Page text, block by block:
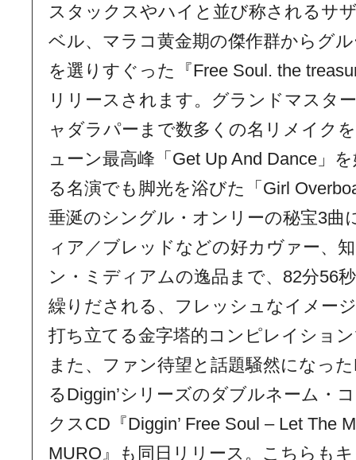
スタックスやハイと並び称されるサ
ベル、マラコ黄金期の傑作群からグ
を選りすぐった『Free Soul. the
リリースされます。グランドマスタ
ャダラパーまで数多くの名リメイク
ューン最高峰「Get Up And Dance」
る名演でも脚光を浴びた「Girl
垂涎のシングル・オンリーの秘宝3曲
ィア／ブレッドなどの好カヴァー、
ン・ミディアムの逸品まで、82分56
繰りだされる、フレッシュなイメー
打ち立てる金字塔的コンピレイショ
また、ファン待望と話題騒然になっ
るDiggin’シリーズのダブルネーム・
クスCD『Diggin’ Free Soul – Let The
MURO』も同日リリース。こちらも